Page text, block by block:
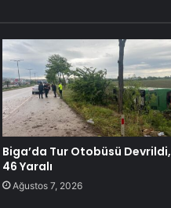
Biga’da Tur Otobüsü Devrildi,
46 Yaralı
Ağustos 7, 2026